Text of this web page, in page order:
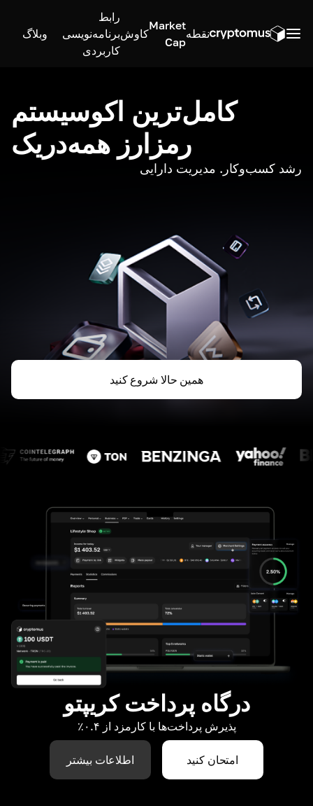
نقطه
Market
Cap
کاوش
رابط
برنامه‌نویسی
کاربردی
وبلاگ
کامل‌ترین اکوسیستم
رمزارز همه‌در‌یک
رشد کسب‌وکار. مدیریت دارایی
همین حالا شروع کنید
درگاه پرداخت کریپتو
پذیرش پرداخت‌ها با کارمزد از ۰.۴٪
امتحان کنید اطلاعات بیشتر